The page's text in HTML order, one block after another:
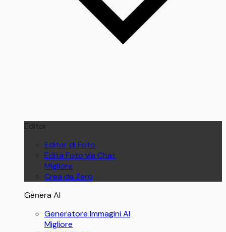
Editor
Editor di Foto
Edita Foto via Chat
Migliore
Crea da Zero
Genera AI
Generatore Immagini AI
Migliore